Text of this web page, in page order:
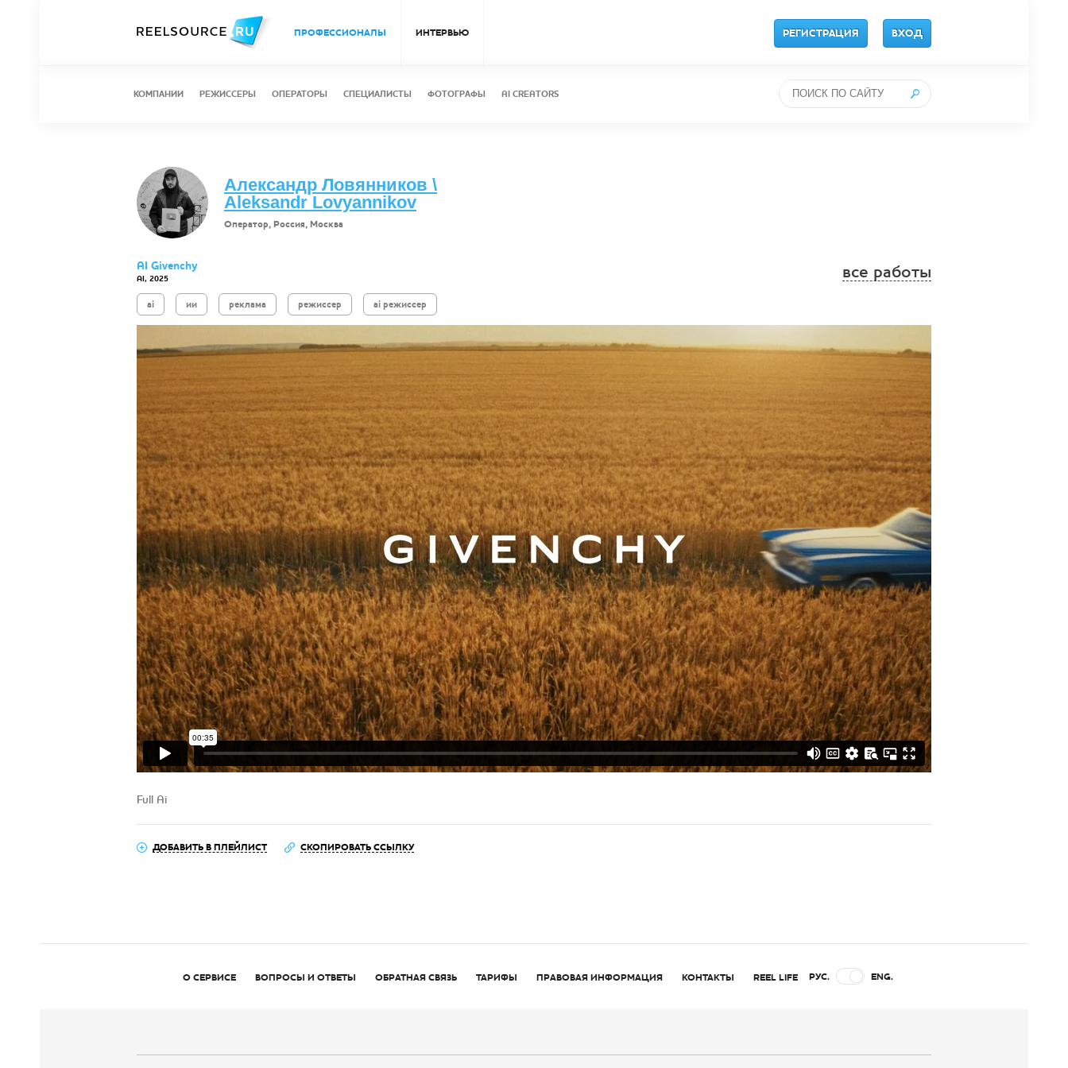
ПРОФЕССИОНАЛЫ ИНТЕРВЬЮ РЕГИСТРАЦИЯ ВХОД
КОМПАНИИ РЕЖИССЕРЫ ОПЕРАТОРЫ СПЕЦИАЛИСТЫ ФОТОГРАФЫ AI CREATORS
Александр Ловянников \
Aleksandr Lovyannikov
Оператор, Россия, Москва
AI Givenchy все работы
AI, 2025
ai ии реклама режиссер ai режиссер
Full Ai
ДОБАВИТЬ В ПЛЕЙЛИСТ СКОПИРОВАТЬ ССЫЛКУ
О СЕРВИСЕ ВОПРОСЫ И ОТВЕТЫ ОБРАТНАЯ СВЯЗЬ ТАРИФЫ ПРАВОВАЯ ИНФОРМАЦИЯ КОНТАКТЫ REEL LIFE РУС. ENG.